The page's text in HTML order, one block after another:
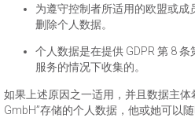
为遵守控制者所适用的欧盟或
删除个人数据。
个人数据是在提供 GDPR 第 8
服务的情况下收集的。
如果上述原因之一适用，并且数据主
GmbH”存储的个人数据，他或她可以